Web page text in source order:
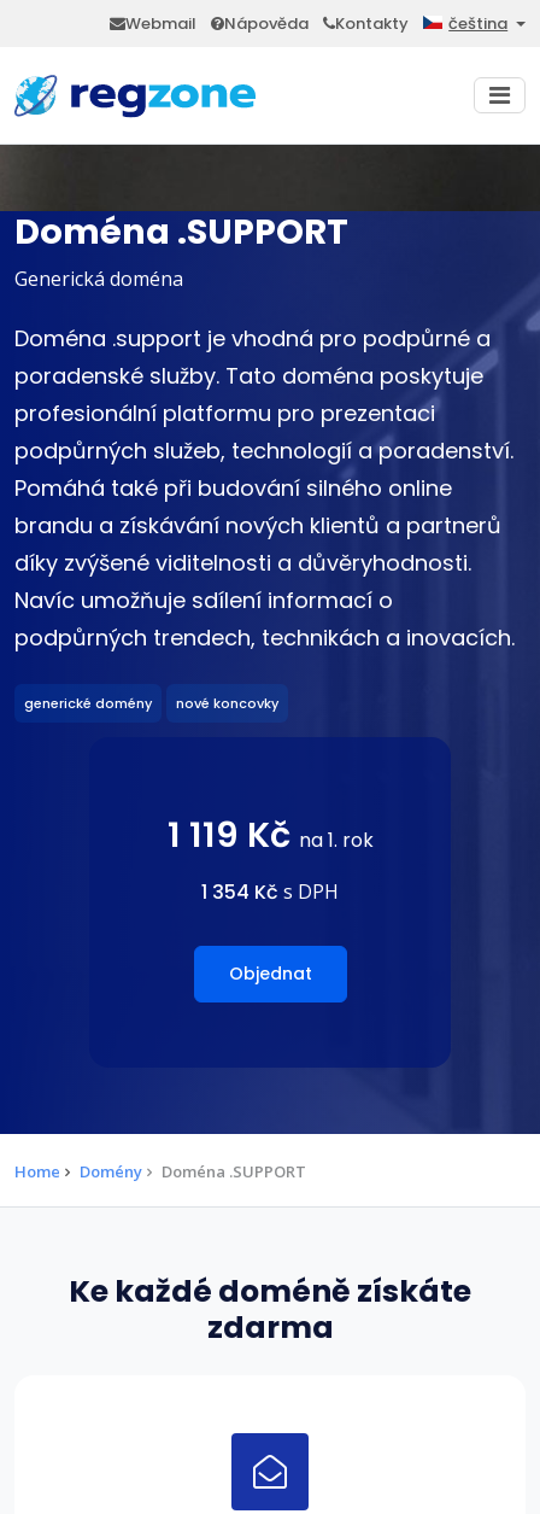
Webmail Nápověda Kontakty čeština
Doména .SUPPORT
Generická doména
Doména .support je vhodná pro podpůrné a
poradenské služby. Tato doména poskytuje
profesionální platformu pro prezentaci
podpůrných služeb, technologií a poradenství.
Pomáhá také při budování silného online
brandu a získávání nových klientů a partnerů
díky zvýšené viditelnosti a důvěryhodnosti.
Navíc umožňuje sdílení informací o
podpůrných trendech, technikách a inovacích.
generické domény nové koncovky
1 119 Kč na 1. rok
1 354 Kč s DPH
Objednat
Home Domény Doména .SUPPORT
Ke každé doméně získáte
zdarma